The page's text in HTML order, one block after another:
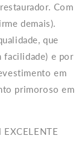
Com
demais).
que
facilidade) e por
em
primoroso em